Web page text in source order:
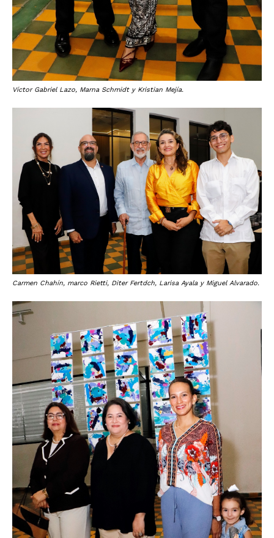
Víctor Gabriel Lazo, Marna Schmidt y Kristian Mejía.
Carmen Chahín, marco Rietti, Diter Fertdch, Larisa Ayala y Miguel Alvarado.